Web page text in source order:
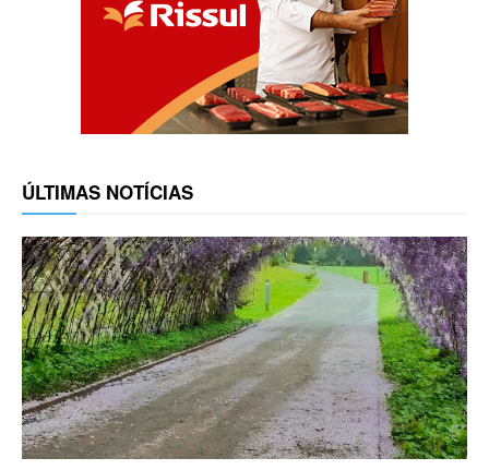
ÚLTIMAS NOTÍCIAS